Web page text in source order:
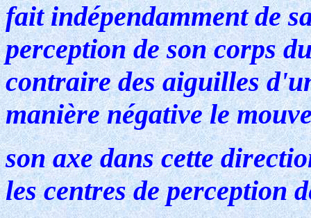
fait indépendamment de
perception de son corps
contraire des aiguilles
manière négative le
son axe dans cette
les centres de perception